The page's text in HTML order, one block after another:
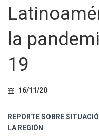
la
19
16/11/20
REPORTE SOBRE
LA REGIÓN